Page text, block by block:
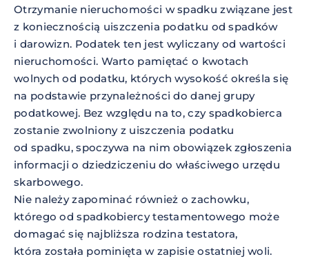
Otrzymanie nieruchomości w spadku związane jest
z koniecznością uiszczenia podatku od spadków
i darowizn. Podatek ten jest wyliczany od wartości
nieruchomości. Warto pamiętać o kwotach
wolnych od podatku, których wysokość określa się
na podstawie przynależności do danej grupy
podatkowej. Bez względu na to, czy spadkobierca
zostanie zwolniony z uiszczenia podatku
od spadku, spoczywa na nim obowiązek zgłoszenia
informacji o dziedziczeniu do właściwego urzędu
skarbowego.
Nie należy zapominać również o zachowku,
którego od spadkobiercy testamentowego może
domagać się najbliższa rodzina testatora,
która została pominięta w zapisie ostatniej woli.